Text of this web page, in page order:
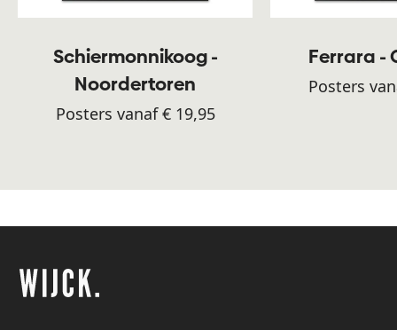
Schiermonnikoog -
Noordertoren
Posters vanaf € 19,95
Ferrara -
Posters